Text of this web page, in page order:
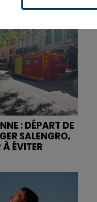
: DÉPART DE
SALENGRO,
À ÉVITER